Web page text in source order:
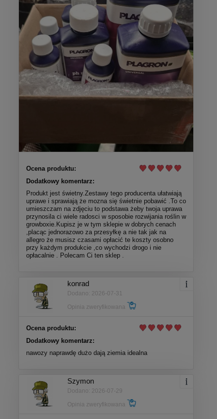
Ocena produktu:
Dodatkowy komentarz:
Produkt jest świetny.Zestawy tego producenta ułatwiają
uprawe i sprawiają że mozna się świetnie pobawić .To co
umieszczam na zdjęciu to podstawa żeby twoja uprawa
przynosila ci wiele radosci w sposobie rozwijania roślin w
growboxie.Kupisz je w tym sklepie w dobrych cenach
,placąc jednorazowo za przesyłkę a nie tak jak na
allegro że musisz czasami opłacić te koszty osobno
przy każdym produkcie ,co wychodzi drogo i nie
opłacalnie . Polecam Ci ten sklep .
konrad
Dodano: 2026-07-31
Opinia zweryfikowana
Ocena produktu:
Dodatkowy komentarz:
nawozy naprawdę dużo dają ziemia idealna
Szymon
Dodano: 2026-07-29
Opinia zweryfikowana